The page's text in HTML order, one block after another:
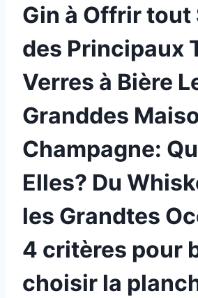
Gin à Offrir tout
des Principaux
Verres à Bière
Granddes
Champagne:
Elles? Du
les Grandtes
4 critères pour
choisir la